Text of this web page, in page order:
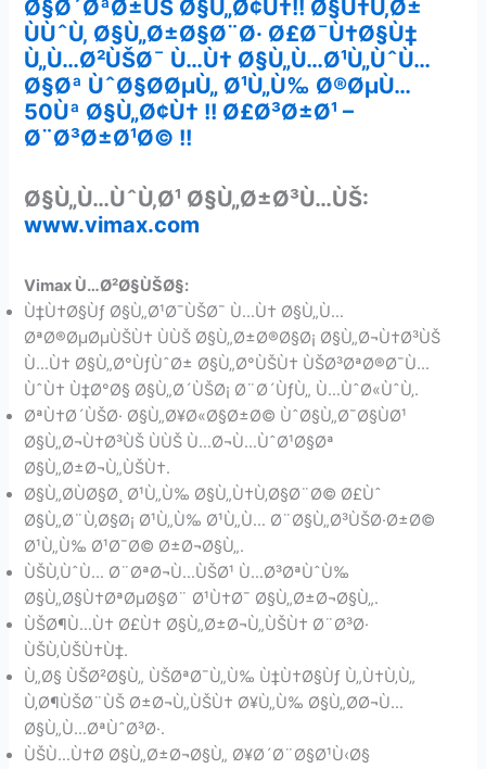
Ø§Ø´ØªØ±ÙŠ Ø§Ù„Ø¢Ù†!! Ø§Ù†Ù‚Ø±
ÙÙˆÙ‚ Ø§Ù„Ø±Ø§Ø¨Ø· Ø£Ø¯Ù†Ø§Ù‡
Ù„Ù…Ø²ÙŠØ¯ Ù…Ù† Ø§Ù„Ù…Ø¹Ù„ÙˆÙ…
Ø§Øª ÙˆØ§Ø­ØµÙ„ Ø¹Ù„Ù‰ Ø®ØµÙ…
50Ùª Ø§Ù„Ø¢Ù† !! Ø£Ø³Ø±Ø¹ –
Ø¨Ø³Ø±Ø¹Ø© !!
Ø§Ù„Ù…ÙˆÙ‚Ø¹ Ø§Ù„Ø±Ø³Ù…ÙŠ:
www.vimax.com
Vimax Ù…Ø²Ø§ÙŠØ§:
Ù‡Ù†Ø§Ùƒ Ø§Ù„Ø¹Ø¯ÙŠØ¯ Ù…Ù† Ø§Ù„Ù…
ØªØ®ØµØµÙŠÙ† ÙÙŠ Ø§Ù„Ø±Ø®Ø§Ø¡ Ø§Ù„Ø¬Ù†Ø³ÙŠ
Ù…Ù† Ø§Ù„Ø°ÙƒÙˆØ± Ø§Ù„Ø°ÙŠÙ† ÙŠØ³ØªØ®Ø¯Ù…
ÙˆÙ† Ù‡Ø°Ø§ Ø§Ù„Ø´ÙŠØ¡ Ø¨Ø´ÙƒÙ„ Ù…ÙˆØ«ÙˆÙ‚.
ØªÙ†Ø´ÙŠØ· Ø§Ù„Ø¥Ø«Ø§Ø±Ø© ÙˆØ§Ù„Ø¯Ø§ÙØ¹
Ø§Ù„Ø¬Ù†Ø³ÙŠ ÙÙŠ Ù…Ø¬Ù…ÙˆØ¹Ø§Øª
Ø§Ù„Ø±Ø¬Ù„ÙŠÙ†.
Ø§Ù„Ø­ÙØ§Ø¸ Ø¹Ù„Ù‰ Ø§Ù„Ù†Ù‚Ø§Ø¨Ø© Ø£Ùˆ
Ø§Ù„Ø¨Ù‚Ø§Ø¡ Ø¹Ù„Ù‰ Ø¹Ù„Ù… Ø¨Ø§Ù„Ø³ÙŠØ·Ø±Ø©
Ø¹Ù„Ù‰ Ø¹Ø¯Ø© Ø±Ø¬Ø§Ù„.
ÙŠÙ‚ÙˆÙ… Ø¨ØªØ¬Ù…ÙŠØ¹ Ù…Ø³ØªÙˆÙ‰
Ø§Ù„Ø§Ù†ØªØµØ§Ø¨ Ø¹Ù†Ø¯ Ø§Ù„Ø±Ø¬Ø§Ù„.
ÙŠØ¶Ù…Ù† Ø£Ù† Ø§Ù„Ø±Ø¬Ù„ÙŠÙ† Ø¨Ø³Ø·
ÙŠÙ‚ÙŠÙ†Ù‡.
Ù„Ø§ ÙŠØ²Ø§Ù„ ÙŠØªØ¯Ù„Ù‰ Ù‡Ù†Ø§Ùƒ Ù„Ù†Ù‚Ù„
Ù‚Ø¶ÙŠØ¨ÙŠ Ø±Ø¬Ù„ÙŠÙ† Ø¥Ù„Ù‰ Ø§Ù„Ø­Ø¬Ù…
Ø§Ù„Ù…ØªÙˆØ³Ø·.
ÙŠÙ…Ù†Ø­ Ø§Ù„Ø±Ø¬Ø§Ù„ Ø¥Ø´Ø¨Ø§Ø¹Ù‹Ø§